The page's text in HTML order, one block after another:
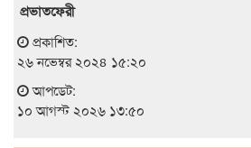
প্রভাতফেরী
প্রকাশিত:
২৬ নভেম্বর ২০২৪ ১৫:২০
আপডেট:
১০ আগস্ট ২০২৬ ১৩:৫০